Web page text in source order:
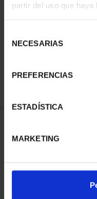
partir del uso que
NECESARIAS
PREFERENCIAS
ESTADÍSTICA
MARKETING
CAPITALES DE
PROVINCIA
3.796,00 €